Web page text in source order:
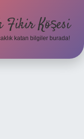
Fikir Köşesi
katan bilgiler burada!